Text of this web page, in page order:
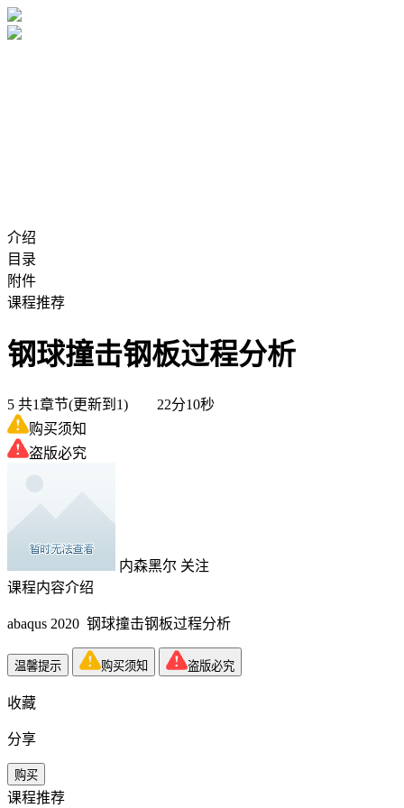
介绍
目录
附件
课程推荐
钢球撞击钢板过程分析
5 共1章节(更新到1) 22分10秒
购买须知
盗版必究
内森黑尔 关注
课程内容介绍
abaqus 2020 钢球撞击钢板过程分析
温馨提示 购买须知 盗版必究
收藏
分享
购买
课程推荐